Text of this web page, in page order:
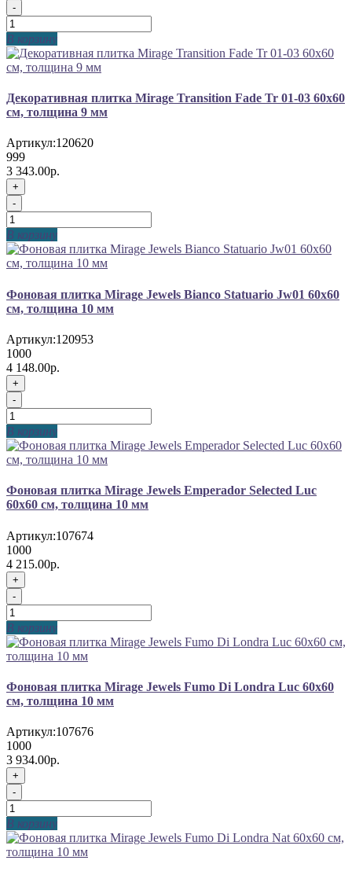
-
В корзину
Декоративная плитка Mirage Transition Fade Tr 01-03 60x60
см, толщина 9 мм
Артикул:120620
999
3 343.00р.
+
-
В корзину
Фоновая плитка Mirage Jewels Bianco Statuario Jw01 60x60
см, толщина 10 мм
Артикул:120953
1000
4 148.00р.
+
-
В корзину
Фоновая плитка Mirage Jewels Emperador Selected Luc
60x60 см, толщина 10 мм
Артикул:107674
1000
4 215.00р.
+
-
В корзину
Фоновая плитка Mirage Jewels Fumo Di Londra Luc 60x60
см, толщина 10 мм
Артикул:107676
1000
3 934.00р.
+
-
В корзину